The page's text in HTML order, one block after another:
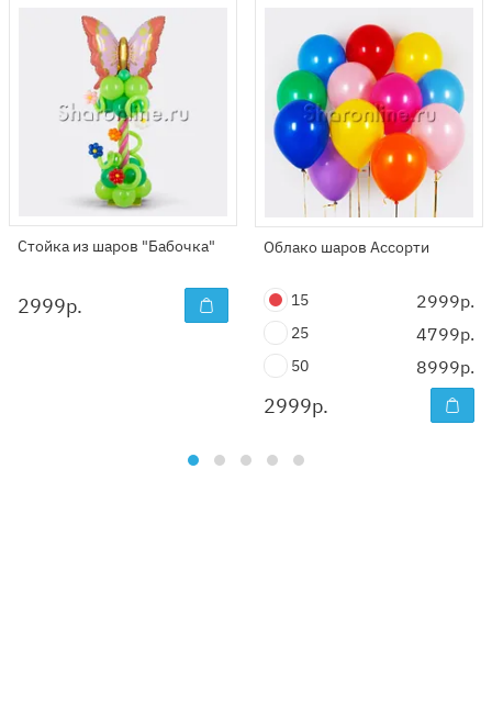
Стойка из шаров "Бабочка"
2999р.
Облако шаров Ассорти
15 2999р.
25 4799р.
50 8999р.
2999р.